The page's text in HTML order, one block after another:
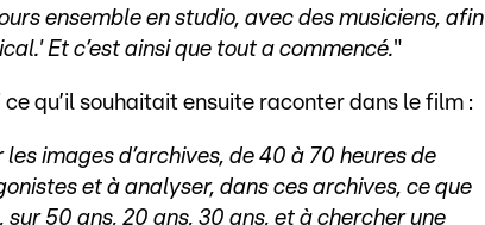
ensemble en studio, avec des musiciens, afin
Et c’est ainsi que tout a commencé."
qu’il souhaitait ensuite raconter dans le film :
les images d’archives, de 40 à 70 heures de
et à analyser, dans ces archives, ce que
50 ans, 20 ans, 30 ans, et à chercher une